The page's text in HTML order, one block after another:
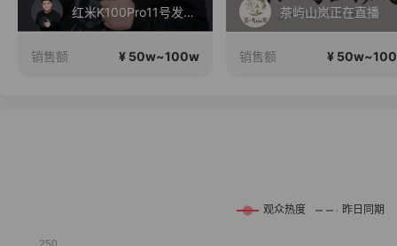
红米K100Pro11号发布，三星Fold8折叠屏现货！
销售额 ¥ 50w~100w
茶屿山岚正在直播
销售额 ¥